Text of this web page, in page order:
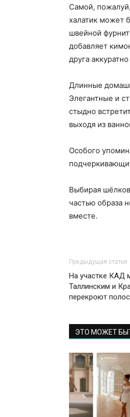
Самой,
халатик может
швейной
добавляет
друга
Длинные
Элегантные и
стыдно
выходя из
Особого
Выбирая
частью образа
вместе.
Предыдущая статья
На участке КАД
Таллинским и
перекроют
ЭТО МОЖЕТ